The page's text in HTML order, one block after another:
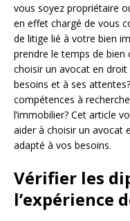
vous soyez propriétaire
en effet chargé de vous
de litige lié à votre bien
prendre le temps de
choisir un avocat en droit
besoins et à ses
compétences à
l’immobilier? Cet article
aider à choisir un avocat
adapté à vos besoins.
Vérifier les
l’expérience